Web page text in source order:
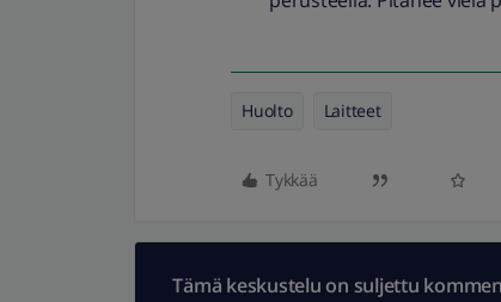
Huolto Laitteet
Tykkää
Tämä keskustelu on suljettu